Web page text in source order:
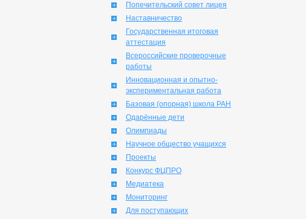
Попечительский совет лицея
Наставничество
Государственная итоговая
аттестация
Всероссийские проверочные
работы
Инновационная и опытно-
экспериментальная работа
Базовая (опорная) школа РАН
Одарённые дети
Олимпиады
Научное общество учащихся
Проекты
Конкурс ФЦПРО
Медиатека
Мониторинг
Для поступающих